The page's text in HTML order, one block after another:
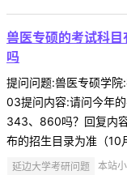
兽医专硕的考试科
吗
提问问题:兽医专硕学
03提问内容:请问今年
343、860吗？回复内
布的招生目录为准（10
延边大学考研问题 本站